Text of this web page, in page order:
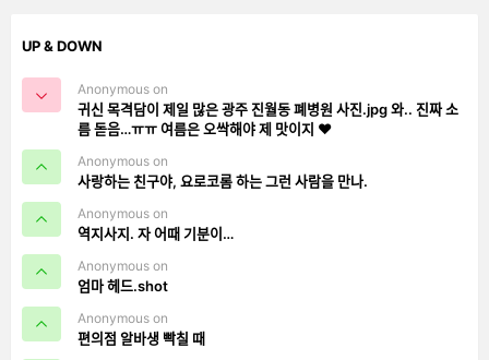
UP & DOWN
Anonymous on
귀신 목격담이 제일 많은 광주 진월동 폐병원 사진.jpg 와.. 진짜 소
름 돋음…ㅠㅠ 여름은 오싹해야 제 맛이지 ❤️
Anonymous on
사랑하는 친구야, 요로코롬 하는 그런 사람을 만나.
Anonymous on
역지사지. 자 어때 기분이…
Anonymous on
엄마 헤드.shot
Anonymous on
편의점 알바생 빡칠 때